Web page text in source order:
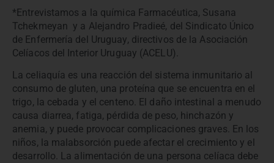
*Entrevistamos a la química Farmacéutica, Susana
Tchekmeyan y a Alejandro Pradieé, del Sindicato Único
de Enfermería del Uruguay, directivos de la Asociación
Celíacos del Interior Uruguay (ACELU).
La celiaquía es una reacción del sistema inmunitario al
consumo de gluten, una proteína que se encuentra en el
trigo, la cebada y el centeno. El daño intestinal a menudo
causa diarrea, fatiga, pérdida de peso, hinchazón y
anemia, y puede provocar complicaciones graves. En los
niños, la malabsorción puede afectar el crecimiento y el
desarrollo. La alimentación de una persona celíaca debe